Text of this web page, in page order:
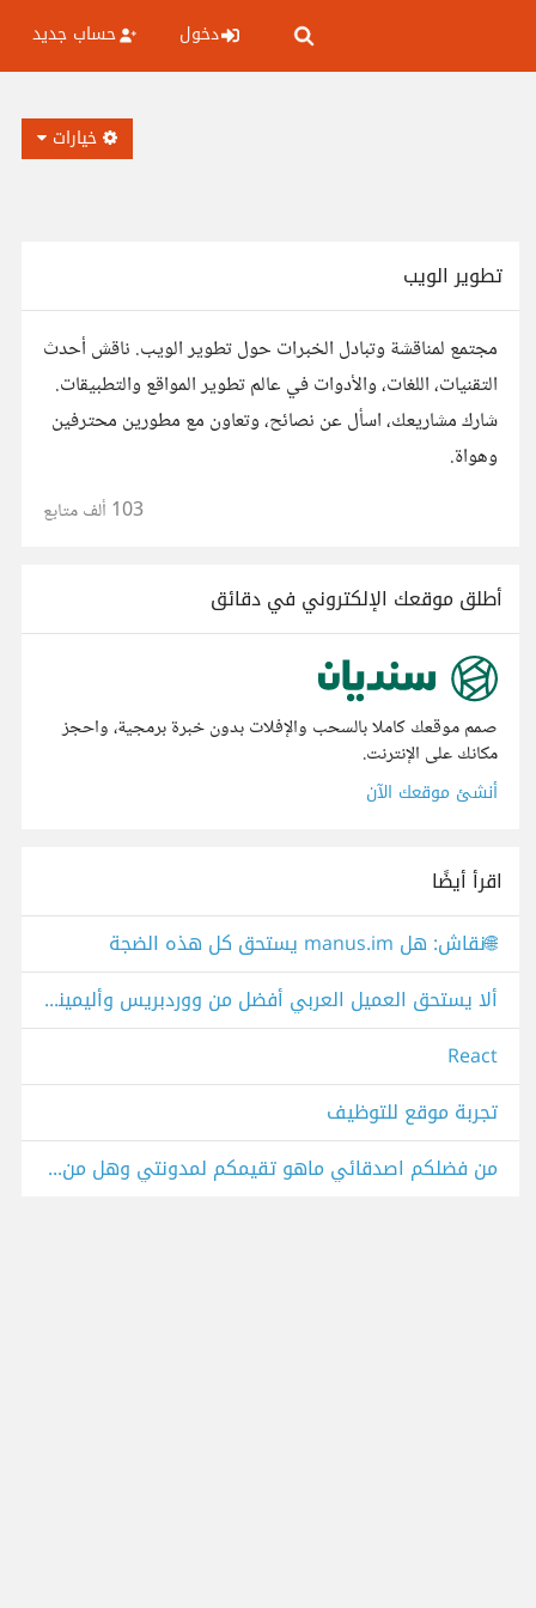
دخول حساب جديد
خيارات
تطوير الويب
مجتمع لمناقشة وتبادل الخبرات حول تطوير الويب. ناقش أحدث
التقنيات، اللغات، والأدوات في عالم تطوير المواقع والتطبيقات.
شارك مشاريعك، اسأل عن نصائح، وتعاون مع مطورين محترفين
وهواة.
103 ألف متابع
أطلق موقعك الإلكتروني في دقائق
صمم موقعك كاملا بالسحب والإفلات بدون خبرة برمجية، واحجز
مكانك على الإنترنت.
أنشئ موقعك الآن
اقرأ أيضًا
🌐نقاش: هل manus.im يستحق كل هذه الضجة
ألا يستحق العميل العربي أفضل من ووردبريس وأليمينتور؟
React
تجربة موقع للتوظيف
من فضلكم اصدقائي ماهو تقيمكم لمدونتي وهل من إقتراحات